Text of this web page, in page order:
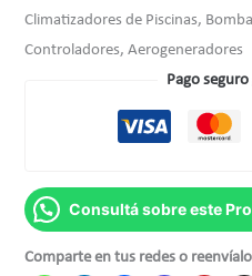
Climatizadores de Piscinas,
Controladores, Aerogeneradores
Pago
Consultá sobre este
Comparte en tus redes o